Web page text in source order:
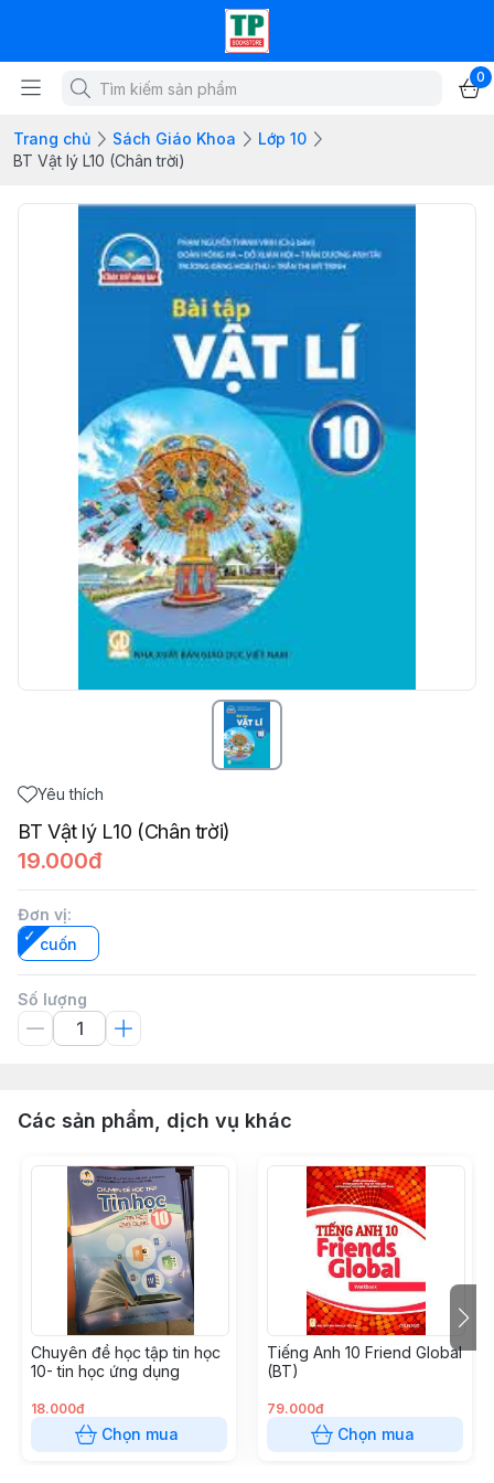
0
Trang chủ Sách Giáo Khoa
Lớp 10
BT Vật lý L10 (Chân trời)
Yêu thích
BT Vật lý L10 (Chân trời)
19.000đ
Đơn vị:
cuốn
Số lượng
Các sản phẩm, dịch vụ khác
Chuyên đề học tập tin học
10- tin học ứng dụng
18.000đ
Chọn mua
Tiếng Anh 10 Friend Global
(BT)
79.000đ
Chọn mua